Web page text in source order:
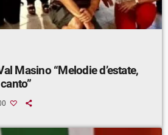
Masino “Melodie d’estate,